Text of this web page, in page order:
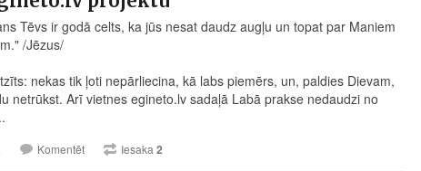
Tēvs ir godā celts, ka jūs nesat daudz augļu un topat par Maniem
/Jēzus/
nekas tik ļoti nepārliecina, kā labs piemērs, un, paldies Dievam,
netrūkst. Arī vietnes egineto.lv sadaļā Labā prakse nedaudzi no
Komentēt Iesaka 2